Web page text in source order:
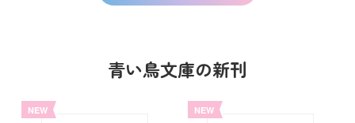
青い鳥文庫の新刊
NEW NEW